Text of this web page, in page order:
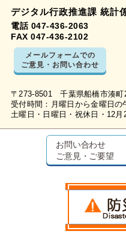
デジタル行政推進課 統計
電話 047-436-2063
FAX 047-436-2102
メールフォームでの
ご意見・お問い合わせ
〒273-8501 千葉県船橋市湊町
受付時間：月曜日から金曜日
土曜日・日曜日・祝休日・12月
お問い合わせ
ご意見・ご要望